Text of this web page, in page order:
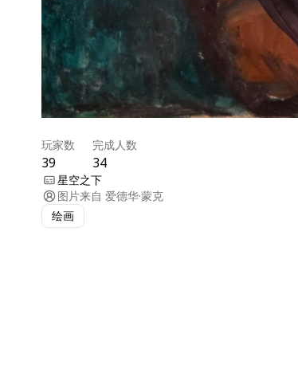
玩家数
39
完成人数
34
星空之下
图片来自 爱德华·蒙克
绘画